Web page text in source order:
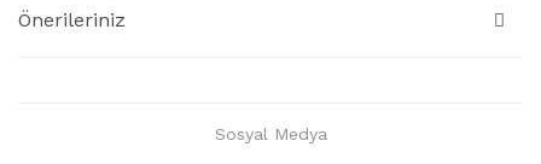
Önerileriniz
Sosyal Medya